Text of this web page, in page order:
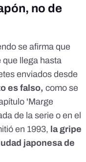
no de
se afirma que
que llega hasta
enviados desde
es falso, como se
'Marge
de la serie o en el
en 1993, la gripe
japonesa de